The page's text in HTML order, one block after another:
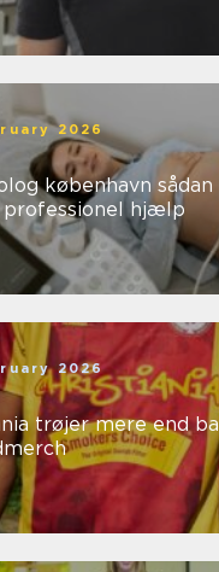
2026
sådan finder du
professionel hjælp
2026
mere end bare